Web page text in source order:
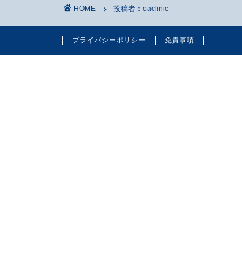
HOME 投稿者：oaclinic
プライバシーポリシー 免責事項